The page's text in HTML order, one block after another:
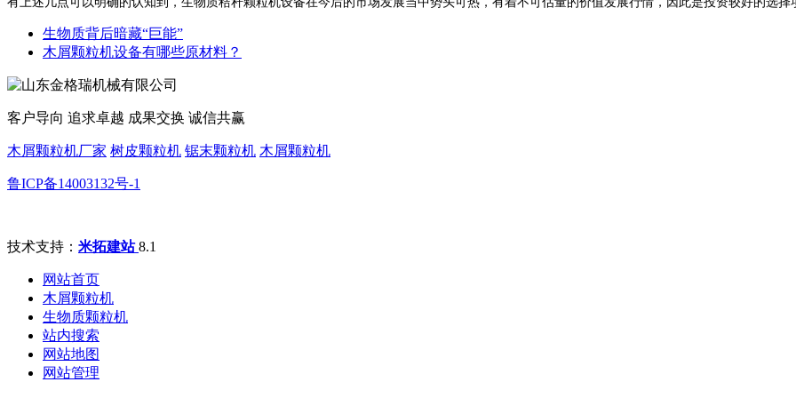
生物质背后暗藏“巨能”
木屑颗粒机设备有哪些原材料？
客户导向 追求卓越 成果交换 诚信共赢
木屑颗粒机厂家 树皮颗粒机 锯末颗粒机 木屑颗粒机
鲁ICP备14003132号-1
技术支持： 米拓建站8.1
网站首页
木屑颗粒机
生物质颗粒机
站内搜索
网站地图
网站管理